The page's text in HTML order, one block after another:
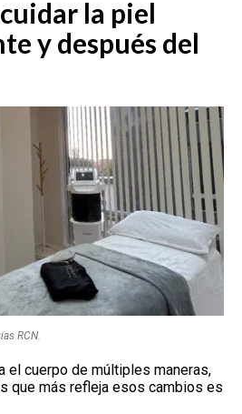
EMISIÓN 12:30 PM
11:30 PM
la piel
y después del
RCN.
el cuerpo de múltiples maneras,
que más refleja esos cambios es